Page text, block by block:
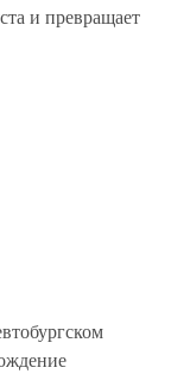
и превращает